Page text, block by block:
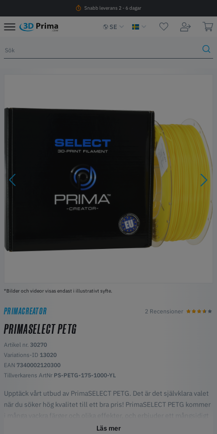
Snabb leverans 2 - 6 dagar
SE
*Bilder och videor visas endast i illustrativt syfte.
PRIMACREATOR 2 Recensioner
PRIMASELECT PETG
Artikel nr. 30270
Variations-ID 13020
EAN 7340002120300
Tillverkarens ArtNr PS-PETG-175-1000-YL
Upptäck vårt utbud av PrimaSELECT PETG. Det är det självklara valet
när du söker hög kvalitet till ett bra pris! PrimaSELECT PETG kommer
i många vackra färger och olika effekter, och erbjuder ett mångsidigt
Läs mer